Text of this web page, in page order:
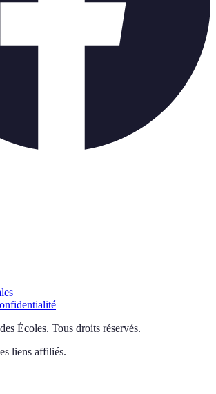
Écoles. Tous droits réservés.
liens affiliés.